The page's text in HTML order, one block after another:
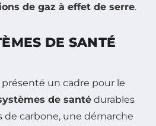
de gaz à effet de serre.
DE SANTÉ
un cadre pour le
de santé durables
de carbone, une démarche